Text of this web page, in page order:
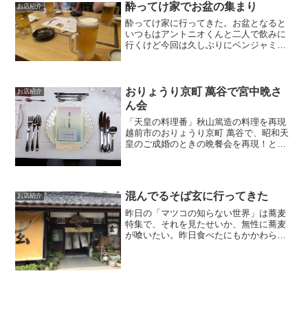
お店紹介 酔ってけ家でお盆の集まり
酔ってけ家に行ってきた。お盆となると
いつもはアントニオくんと二人で飲みに
行くけど今回は久しぶりにベンジャミン
テンくんとは在籍した年代...
お店紹介
おりょうり京町 萬谷で宮中晩さ
ん会
「天皇の料理番」秋山篤造の料理を再現
越前市のおりょうり京町 萬谷で、昭和天
皇のご成婚のときの晩餐会を再現！とい
し資料のないものに関し...
お店紹介 混んでるそば玄に行ってきた
昨日の「マツコの知らない世界」は蕎麦
特集で、それを見たせいか、無性に蕎麦
が喰いたい。昨日食べたにもかかわらず